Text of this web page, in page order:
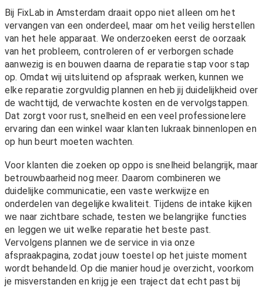
Bij FixLab in Amsterdam draait oppo niet alleen om het
vervangen van een onderdeel, maar om het veilig herstellen
van het hele apparaat. We onderzoeken eerst de oorzaak
van het probleem, controleren of er verborgen schade
aanwezig is en bouwen daarna de reparatie stap voor stap
op. Omdat wij uitsluitend op afspraak werken, kunnen we
elke reparatie zorgvuldig plannen en heb jij duidelijkheid over
de wachttijd, de verwachte kosten en de vervolgstappen.
Dat zorgt voor rust, snelheid en een veel professionelere
ervaring dan een winkel waar klanten lukraak binnenlopen en
op hun beurt moeten wachten.
Voor klanten die zoeken op oppo is snelheid belangrijk, maar
betrouwbaarheid nog meer. Daarom combineren we
duidelijke communicatie, een vaste werkwijze en
onderdelen van degelijke kwaliteit. Tijdens de intake kijken
we naar zichtbare schade, testen we belangrijke functies
en leggen we uit welke reparatie het beste past.
Vervolgens plannen we de service in via onze
afspraakpagina, zodat jouw toestel op het juiste moment
wordt behandeld. Op die manier houd je overzicht, voorkom
je misverstanden en krijg je een traject dat echt past bij